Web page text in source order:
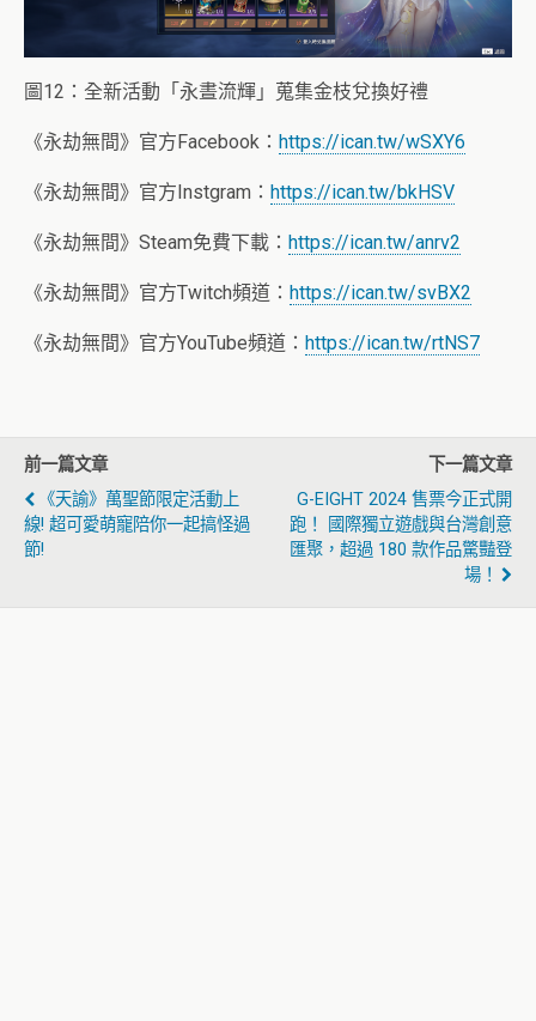
圖12：全新活動「永晝流輝」蒐集金枝兌換好禮
《永劫無間》官方Facebook： https://ican.tw/wSXY6
《永劫無間》官方Instgram： https://ican.tw/bkHSV
《永劫無間》Steam免費下載： https://ican.tw/anrv2
《永劫無間》官方Twitch頻道： https://ican.tw/svBX2
《永劫無間》官方YouTube頻道： https://ican.tw/rtNS7
前一篇文章
《天諭》萬聖節限定活動上
線! 超可愛萌寵陪你一起搞怪過
節!
下一篇文章
G-EIGHT 2024 售票今正式開
跑！ 國際獨立遊戲與台灣創意
匯聚，超過 180 款作品驚豔登
場！